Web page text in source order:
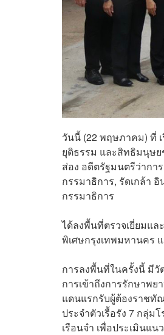
วันนี้ (22 พฤษภาคม) ที่
ยุติธรรม และสิทธิมนุษ
ส่อง อดีตรัฐมนตรีว่ากา
กรรมาธิการ, รัดเกล้า
กรรมาธิการ
ได้ลงพื้นที่ตรวจเยี่ยมแ
พิเศษกรุงเทพมหานคร
การลงพื้นที่ในครั้งนี้ มี
การเข้าถึงการรักษาพ
แดนแรกรับผู้ต้องราชทั
ประจำตัวเรื้อรัง 7 กลุ่
เรือนจำ เพื่อประเมินแ